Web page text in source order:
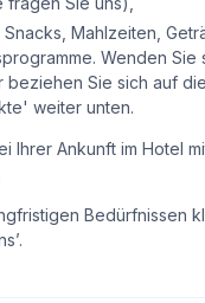
Mahlzeiten,
Wenden Sie
Sie sich auf
weiter unten.
Ihrer Ankunft im Hotel
Bedürfnissen